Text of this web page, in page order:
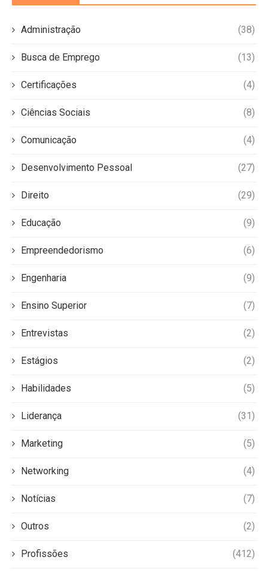
Administração (38)
Busca de Emprego (13)
Certificações (4)
Ciências Sociais (8)
Comunicação (4)
Desenvolvimento Pessoal (27)
Direito (29)
Educação (9)
Empreendedorismo (6)
Engenharia (9)
Ensino Superior (7)
Entrevistas (2)
Estágios (2)
Habilidades (5)
Liderança (31)
Marketing (5)
Networking (4)
Notícias (7)
Outros (2)
Profissões (412)